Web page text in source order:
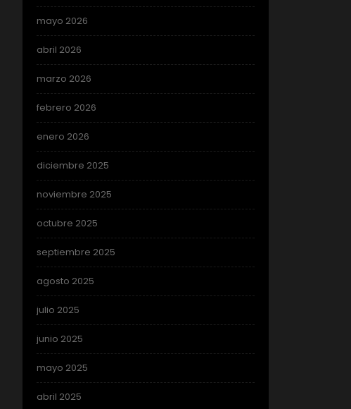
mayo 2026
abril 2026
marzo 2026
febrero 2026
enero 2026
diciembre 2025
noviembre 2025
octubre 2025
septiembre 2025
agosto 2025
julio 2025
junio 2025
mayo 2025
abril 2025